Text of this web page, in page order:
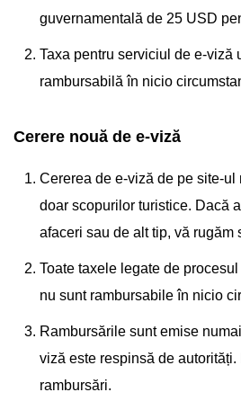
guvernamentală de 25 USD
Taxa pentru serviciul de e-viză
rambursabilă în nicio
Cerere nouă de e-viză
Cererea de e-viză de pe site-ul
doar scopurilor turistice. Dacă
afaceri sau de alt tip, vă rugăm
Toate taxele legate de
nu sunt rambursabile în nicio
Rambursările sunt emise
viză este respinsă de
rambursări.